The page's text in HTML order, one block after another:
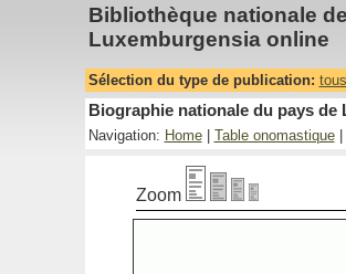
Bibliothèque nationale
Luxemburgensia online
Sélection du type de publication: tous
Biographie nationale du pays de
Navigation: Home| Table onomastique|
Zoom